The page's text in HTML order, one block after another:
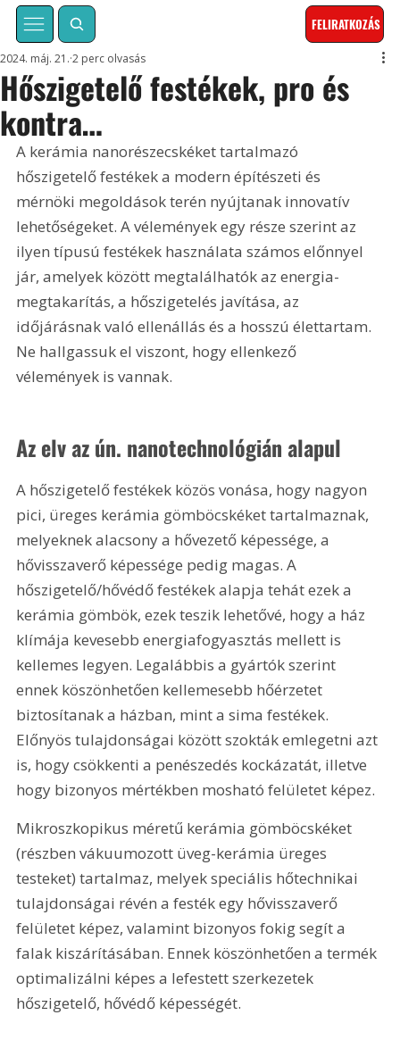
FELIRATKOZÁS
Hőszigetelő festékek, pro és
kontra…
2024. máj. 21. 2 perc olvasás
A kerámia nanorészecskéket tartalmazó
hőszigetelő festékek a modern építészeti és
mérnöki megoldások terén nyújtanak innovatív
lehetőségeket. A vélemények egy része szerint az
ilyen típusú festékek használata számos előnnyel
jár, amelyek között megtalálhatók az energia-
megtakarítás, a hőszigetelés javítása, az
időjárásnak való ellenállás és a hosszú élettartam.
Ne hallgassuk el viszont, hogy ellenkező
vélemények is vannak.
Az elv az ún. nanotechnológián alapul
A hőszigetelő festékek közös vonása, hogy nagyon
pici, üreges kerámia gömböcskéket tartalmaznak,
melyeknek alacsony a hővezető képessége, a
hővisszaverő képessége pedig magas. A
hőszigetelő/hővédő festékek alapja tehát ezek a
kerámia gömbök, ezek teszik lehetővé, hogy a ház
klímája kevesebb energiafogyasztás mellett is
kellemes legyen. Legalábbis a gyártók szerint
ennek köszönhetően kellemesebb hőérzetet
biztosítanak a házban, mint a sima festékek.
Előnyös tulajdonságai között szokták emlegetni azt
is, hogy csökkenti a penészedés kockázatát, illetve
hogy bizonyos mértékben mosható felületet képez.
Mikroszkopikus méretű kerámia gömböcskéket
(részben vákuumozott üveg-kerámia üreges
testeket) tartalmaz, melyek speciális hőtechnikai
tulajdonságai révén a festék egy hővisszaverő
felületet képez, valamint bizonyos fokig segít a
falak kiszárításában. Ennek köszönhetően a termék
optimalizálni képes a lefestett szerkezetek
hőszigetelő, hővédő képességét.